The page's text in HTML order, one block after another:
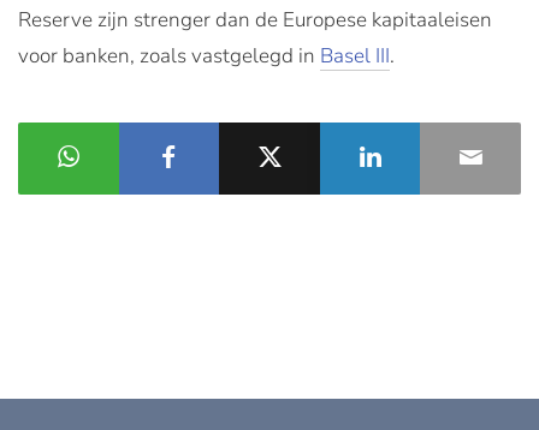
Reserve zijn strenger dan de Europese kapitaaleisen
voor banken, zoals vastgelegd in Basel III.